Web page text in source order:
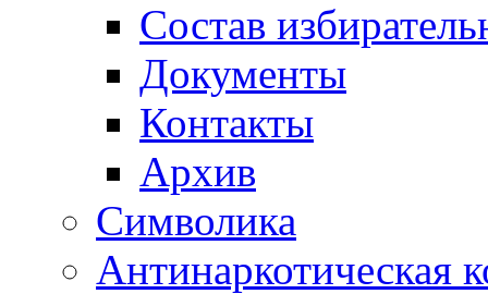
Состав
Документы
Контакты
Архив
Символика
Антинаркотическая